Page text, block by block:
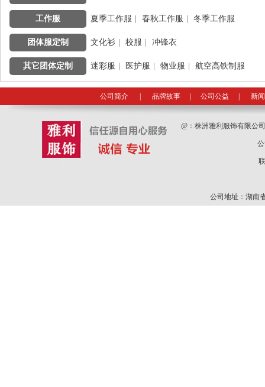
工作服 夏季工作服 | 春秋工作服 | 冬季工作服
团体服定制 文化衫 | 校服 | 冲锋衣
其它团体定制 迷彩服 | 医护服 | 物业服 | 航空高铁制服
公司简介 | 品牌故事 | 公司公益 | 新
@： 株洲雅利服饰有限公
公司地址：湖南